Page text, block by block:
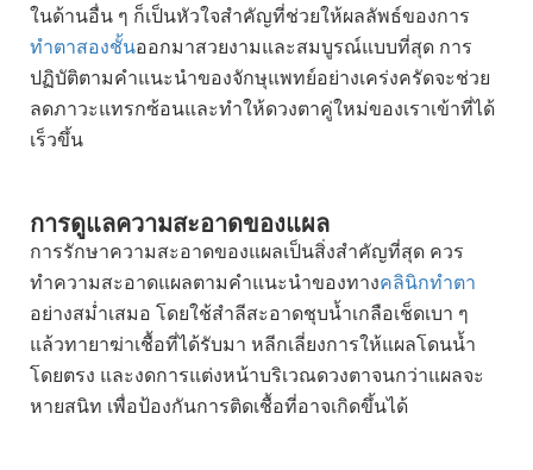
ในด้านอื่น ๆ ก็เป็นหัวใจสำคัญที่ช่วยให้ผลลัพธ์ของการ
ทำตาสองชั้นออกมาสวยงามและสมบูรณ์แบบที่สุด การ
ปฏิบัติตามคำแนะนำของจักษุแพทย์อย่างเคร่งครัดจะช่วย
ลดภาวะแทรกซ้อนและทำให้ดวงตาคู่ใหม่ของเราเข้าที่ได้
เร็วขึ้น
การดูแลความสะอาดของแผล
การรักษาความสะอาดของแผลเป็นสิ่งสำคัญที่สุด ควร
ทำความสะอาดแผลตามคำแนะนำของทางคลินิกทำตา
อย่างสม่ำเสมอ โดยใช้สำลีสะอาดชุบน้ำเกลือเช็ดเบา ๆ
แล้วทายาฆ่าเชื้อที่ได้รับมา หลีกเลี่ยงการให้แผลโดนน้ำ
โดยตรง และงดการแต่งหน้าบริเวณดวงตาจนกว่าแผลจะ
หายสนิท เพื่อป้องกันการติดเชื้อที่อาจเกิดขึ้นได้